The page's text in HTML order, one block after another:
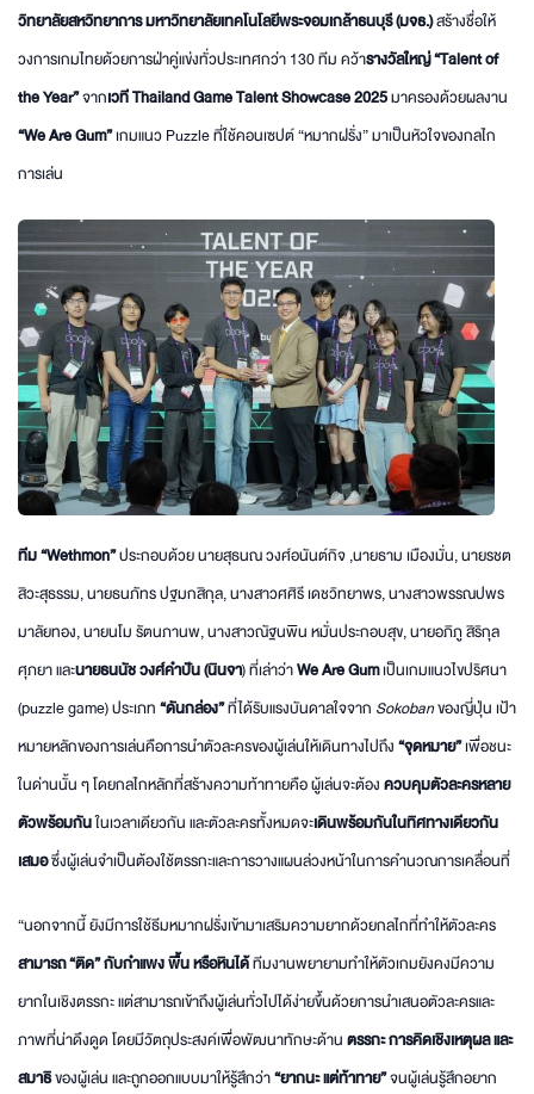
วิทยาลัยสหวิทยาการ มหาวิทยาลัยเทคโนโลยีพระจอมเกล้าธนบุรี (มจธ.)สร้างชื่อให้
วงการเกมไทยด้วยการฝ่าคู่แข่งทั่วประเทศกว่า 130 ทีม คว้ารางวัลใหญ่ “Talent of
the Year”จากเวที Thailand Game Talent Showcase 2025มาครองด้วยผลงาน
“We Are Gum”เกมแนว Puzzle ที่ใช้คอนเซปต์ “หมากฝรั่ง” มาเป็นหัวใจของกลไก
การเล่น
ทีม“Wethmon”ประกอบด้วย นายสุธนณ วงศ์อนันต์กิจ ,นายธาม เมืองมั่น, นายรชต
สิวะสุธรรม, นายธนภัทร ปฐมกสิกุล, นางสาวศศิรี เดชวิทยาพร, นางสาวพรรณปพร
มาลัยทอง, นายนโม รัตนภานพ, นางสาวณัฐนพิน หมั่นประกอบสุข, นายอภิภู สิริกุล
ศุภยา และนายธนนัช วงศ์คำปัน (นินจา) ที่เล่าว่าWe Are Gumเป็นเกมแนวไขปริศนา
(puzzle game) ประเภท“ดันกล่อง”ที่ได้รับแรงบันดาลใจจาก Sokobanของญี่ปุ่น เป้า
หมายหลักของการเล่นคือการนำตัวละครของผู้เล่นให้เดินทางไปถึง“จุดหมาย”เพื่อชนะ
ในด่านนั้น ๆ โดยกลไกหลักที่สร้างความท้าทายคือ ผู้เล่นจะต้องควบคุมตัวละครหลาย
ตัวพร้อมกันในเวลาเดียวกัน และตัวละครทั้งหมดจะเดินพร้อมกันในทิศทางเดียวกัน
เสมอซึ่งผู้เล่นจำเป็นต้องใช้ตรรกะและการวางแผนล่วงหน้าในการคำนวณการเคลื่อนที่
“นอกจากนี้ ยังมีการใช้ธีมหมากฝรั่งเข้ามาเสริมความยากด้วยกลไกที่ทำให้ตัวละคร
สามารถ “ติด” กับกำแพง พื้น หรือหินได้ทีมงานพยายามทำให้ตัวเกมยังคงมีความ
ยากในเชิงตรรกะ แต่สามารถเข้าถึงผู้เล่นทั่วไปได้ง่ายขึ้นด้วยการนำเสนอตัวละครและ
ภาพที่น่าดึงดูด โดยมีวัตถุประสงค์เพื่อพัฒนาทักษะด้านตรรกะ การคิดเชิงเหตุผล และ
สมาธิของผู้เล่น และถูกออกแบบมาให้รู้สึกว่า“ยากนะ แต่ท้าทาย”จนผู้เล่นรู้สึกอยาก